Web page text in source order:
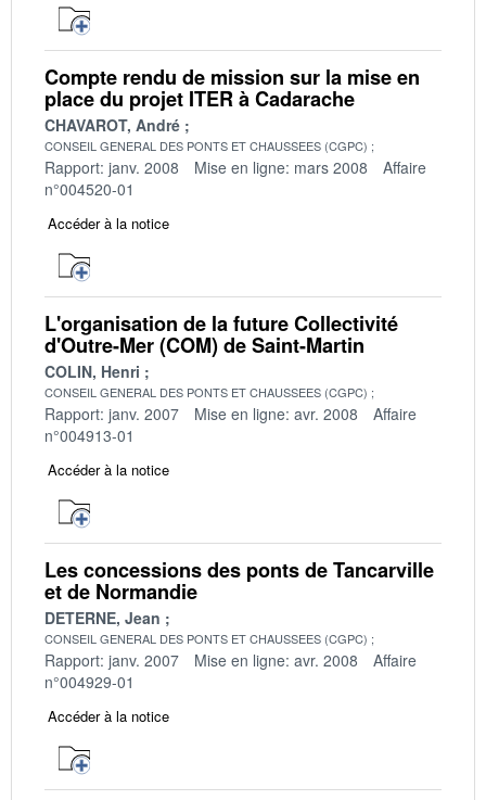
Compte rendu de mission sur la mise en
place du projet ITER à Cadarache
CHAVAROT, André
CONSEIL GENERAL DES PONTS ET CHAUSSEES (CGPC)
Rapport: janv. 2008 Mise en ligne: mars 2008
Affaire
n°004520-01
Accéder à la notice
L'organisation de la future Collectivité
d'Outre-Mer (COM) de Saint-Martin
COLIN, Henri
CONSEIL GENERAL DES PONTS ET CHAUSSEES (CGPC)
Rapport: janv. 2007 Mise en ligne: avr. 2008
Affaire
n°004913-01
Accéder à la notice
Les concessions des ponts de Tancarville
et de Normandie
DETERNE, Jean
CONSEIL GENERAL DES PONTS ET CHAUSSEES (CGPC)
Rapport: janv. 2007 Mise en ligne: avr. 2008
Affaire
n°004929-01
Accéder à la notice